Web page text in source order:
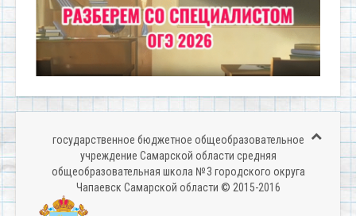
государственное бюджетное общеобразовательное
учреждение Самарской области средняя
общеобразовательная школа № 3 городского округа
Чапаевск Самарской области © 2015-2016